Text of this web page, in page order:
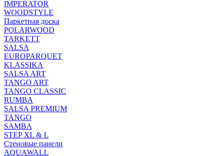
IMPERATOR
WOODSTYLE
Паркетная доска
POLARWOOD
TARKETT
SALSA
EUROPARQUET
KLASSIKA
SALSA ART
TANGO ART
TANGO CLASSIC
RUMBA
SALSA PREMIUM
TANGO
SAMBA
STEP XL & L
Стеновые панели
AQUAWALL